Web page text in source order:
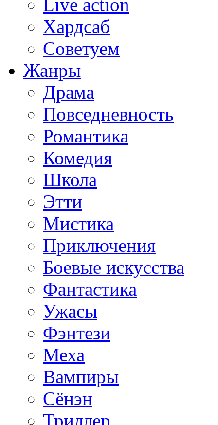
Live action
Хардсаб
Советуем
Жанры
Драма
Повседневность
Романтика
Комедия
Школа
Этти
Мистика
Приключения
Боевые искусства
Фантастика
Ужасы
Фэнтези
Меха
Вампиры
Сёнэн
Триллер